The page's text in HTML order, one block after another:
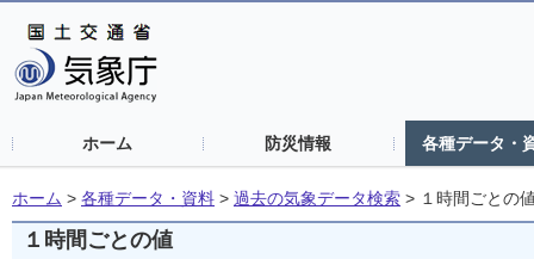
ホーム 防災情報 各種データ・
ホーム > 各種データ・資料 > 過去の気象データ検索 > １時間ごとの
１時間ごとの値